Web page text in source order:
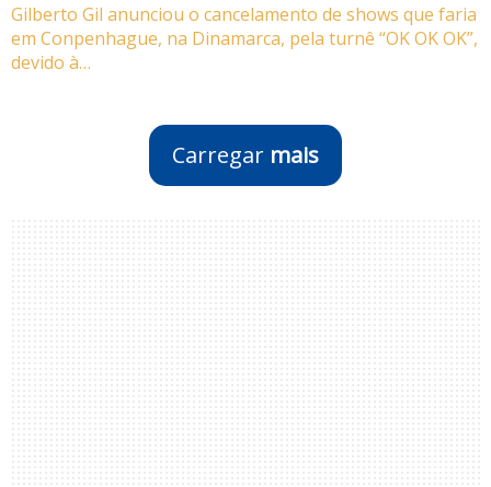
Gilberto Gil anunciou o cancelamento de shows que faria
em Conpenhague, na Dinamarca, pela turnê “OK OK OK”,
devido à…
Carregar mais